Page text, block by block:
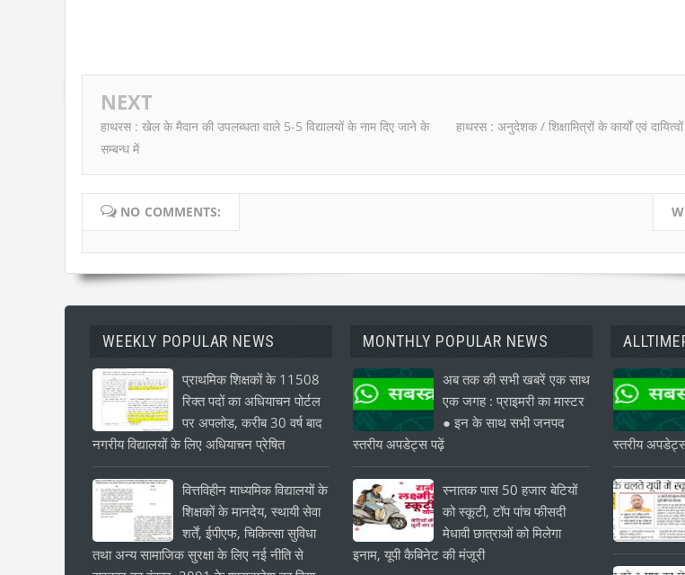
NEXT
हाथरस : खेल के मैदान की उपलब्धता वाले 5-5 विद्यालयों के नाम दिए जाने के
सम्बन्ध में
हाथरस : अनुदेशक / शिक्षामित्रों के कार्यों एवं
NO COMMENTS:
WEEKLY POPULAR NEWS
प्राथमिक शिक्षकों के 11508
रिक्त पदों का अधियाचन पोर्टल
पर अपलोड, करीब 30 वर्ष बाद
नगरीय विद्यालयों के लिए अधियाचन प्रेषित
वित्तविहीन माध्यमिक विद्यालयों के
शिक्षकों के मानदेय, स्थायी सेवा
शर्तें, ईपीएफ, चिकित्सा सुविधा
तथा अन्य सामाजिक सुरक्षा के लिए नई नीति से
MONTHLY POPULAR NEWS
अब तक की सभी खबरें एक साथ
एक जगह : प्राइमरी का मास्टर
● इन के साथ सभी जनपद
स्तरीय अपडेट्स पढ़ें
स्नातक पास 50 हजार बेटियों
को स्कूटी, टॉप पांच फीसदी
मेधावी छात्राओं को मिलेगा
इनाम, यूपी कैबिनेट की मंजूरी
स्तरीय